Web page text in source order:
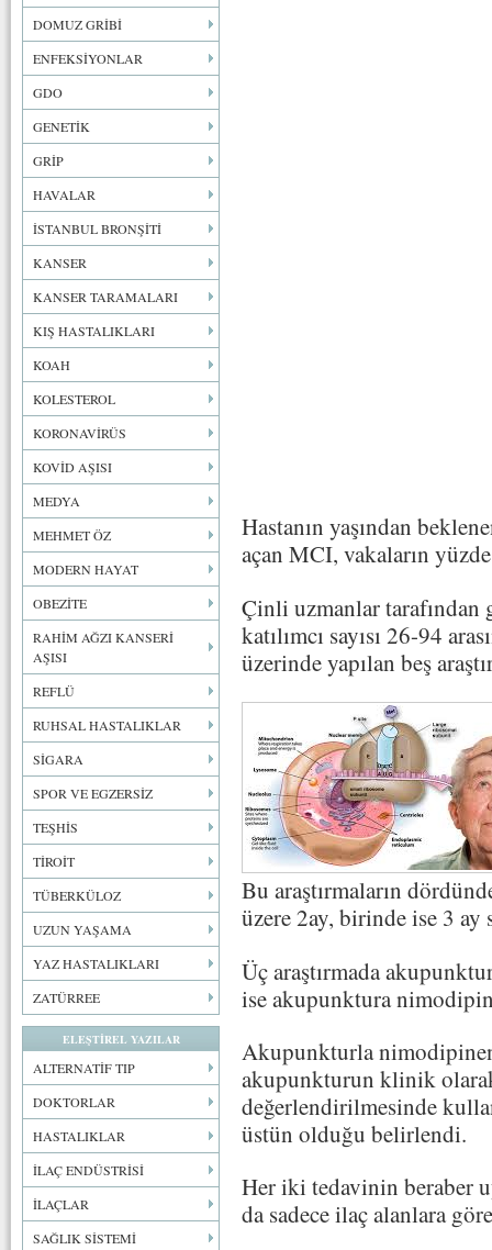
DOMUZ GRİBİ
ENFEKSİYONLAR
GDO
GENETİK
GRİP
HAVALAR
İSTANBUL BRONŞİTİ
KANSER
KANSER TARAMALARI
KIŞ HASTALIKLARI
KOAH
KOLESTEROL
KORONAVİRÜS
KOVİD AŞISI
MEDYA
MEHMET ÖZ
MODERN HAYAT
OBEZİTE
RAHİM AĞZI KANSERİ
AŞISI
REFLÜ
RUHSAL HASTALIKLAR
SİGARA
SPOR VE EGZERSİZ
TEŞHİS
TİROİT
TÜBERKÜLOZ
UZUN YAŞAMA
YAZ HASTALIKLARI
ZATÜRREE
ELEŞTİREL YAZILAR
ALTERNATİF TIP
DOKTORLAR
HASTALIKLAR
İLAÇ ENDÜSTRİSİ
İLAÇLAR
SAĞLIK SİSTEMİ
Hastanın yaşından
açan MCI, vakaların
Çinli uzmanlar tarafından
katılımcı sayısı 26-94
üzerinde yapılan beş
Bu araştırmaların
üzere 2ay, birinde ise 3
Üç araştırmada
ise akupunktura
Akupunkturla
akupunkturun klinik
değerlendirilmesinde
üstün olduğu belirlendi.
Her iki tedavinin beraber
da sadece ilaç alanlara